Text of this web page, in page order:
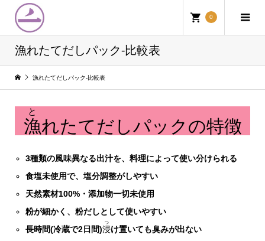
0
漁れたてだしパック-比較表
漁れたてだしパック-比較表
漁
と
れたてだしパックの特徴
3種類の風味異なる出汁を、料理によって使い分けられる
食塩未使用で、塩分調整がしやすい
天然素材100%・添加物一切未使用
粉が細かく、粉だしとして使いやすい
長時間(冷蔵で2日間)浸
つ
け置いても臭みが出ない